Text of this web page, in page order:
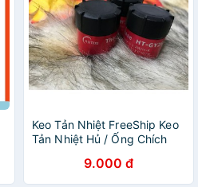
Keo Tản Nhiệt FreeShip Keo
Tản Nhiệt Hủ / Ống Chích
Mát CPU - Giúp CPU hoạt
động hiệu quả
9.000 đ